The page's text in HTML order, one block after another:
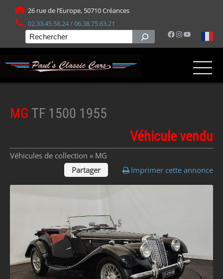
26 rue de l’Europe, 50710 Créances
02.33.45.58.24 / 06.38.75.63.21
Facebook
Instagram
YouTube
Rechercher
MG TF 1500 1955
Véhicule vendu
Véhicules de collection » MG
Partager
Imprimer cette annonce
Panneau de gestion des cookies